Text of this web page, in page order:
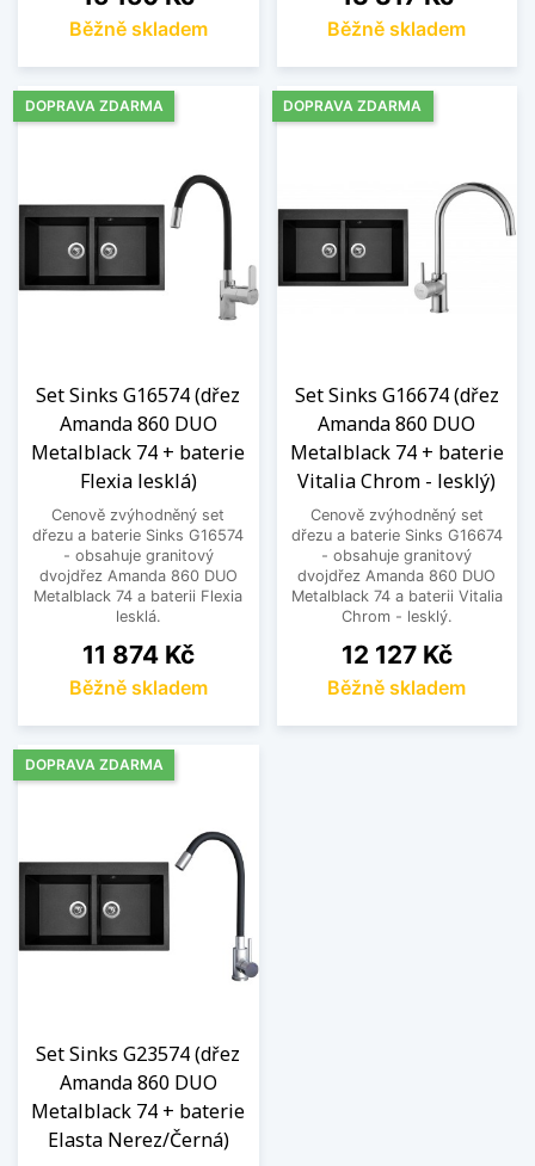
Běžně skladem Běžně skladem
Set Sinks G16574 (dřez
Amanda 860 DUO
Metalblack 74 + baterie
Flexia lesklá)
Cenově zvýhodněný set
dřezu a baterie Sinks G16574
- obsahuje granitový
dvojdřez Amanda 860 DUO
Metalblack 74 a baterii Flexia
lesklá.
Cena
11 874 Kč
Běžně skladem
DOPRAVA ZDARMA
Set Sinks G16674 (dřez
Amanda 860 DUO
Metalblack 74 + baterie
Vitalia Chrom - lesklý)
Cenově zvýhodněný set
dřezu a baterie Sinks G16674
- obsahuje granitový
dvojdřez Amanda 860 DUO
Metalblack 74 a baterii Vitalia
Chrom - lesklý.
Cena
12 127 Kč
Běžně skladem
DOPRAVA ZDARMA
Set Sinks G23574 (dřez
Amanda 860 DUO
Metalblack 74 + baterie
Elasta Nerez/Černá)
DOPRAVA ZDARMA